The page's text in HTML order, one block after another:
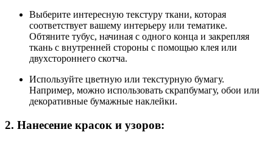
Выберите интересную текстуру ткани, которая
соответствует вашему интерьеру или тематике.
Обтяните тубус, начиная с одного конца и закрепляя
ткань с внутренней стороны с помощью клея или
двухстороннего скотча.
Используйте цветную или текстурную бумагу.
Например, можно использовать скрапбумагу, обои или
декоративные бумажные наклейки.
2. Нанесение красок и узоров: